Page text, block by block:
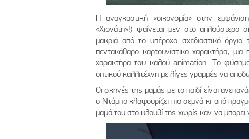
Η αναγκαστική «οικονομία» στην
«Χιονάτη»!) φαίνεται μεν στο απλούστερο
μακριά από το υπέροχο σχεδιαστικό
πεντακάθαρο καρτουνίστικο χαρακτήρα,
χαρακτήρα του καλού animation: Το
οπτικού καλλιτέχνη με λίγες γραμμές να
Οι σκηνές της μαμάς με το παιδί είναι
ο Ντάμπο κλαψουρίζει πιο σεμνά κι από
μαμά του στο κλουβί της χωρίς καν να μπορεί